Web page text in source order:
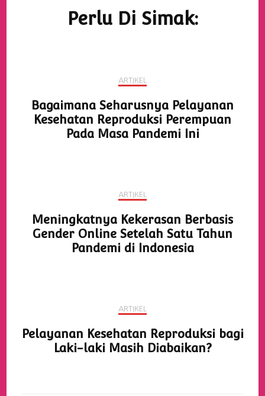
Perlu Di Simak:
ARTIKEL
Bagaimana Seharusnya Pelayanan
Kesehatan Reproduksi Perempuan
Pada Masa Pandemi Ini
ARTIKEL
Meningkatnya Kekerasan Berbasis
Gender Online Setelah Satu Tahun
Pandemi di Indonesia
ARTIKEL
Pelayanan Kesehatan Reproduksi bagi
Laki-laki Masih Diabaikan?